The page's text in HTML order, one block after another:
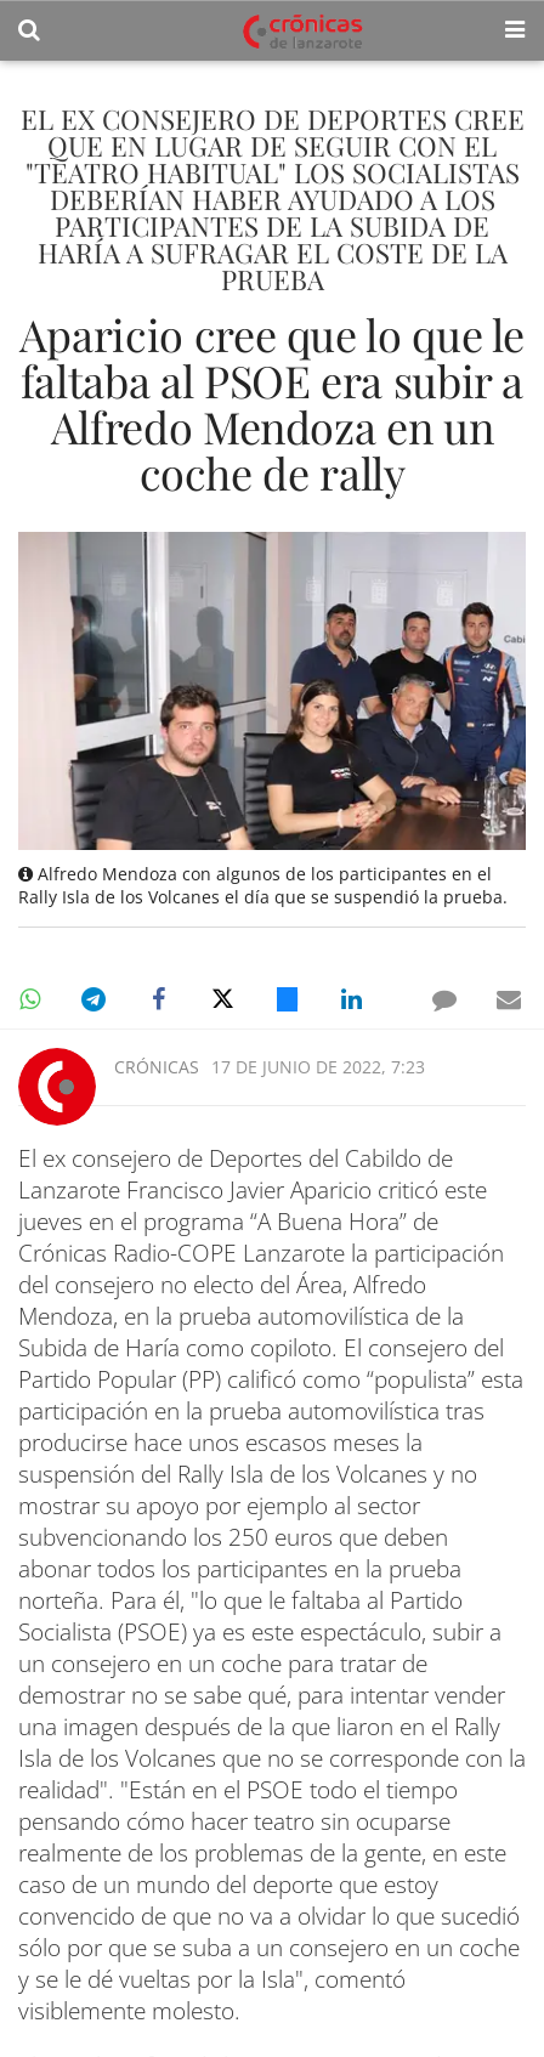
EL EX CONSEJERO DE DEPORTES CREE
QUE EN LUGAR DE SEGUIR CON EL
"TEATRO HABITUAL" LOS SOCIALISTAS
DEBERÍAN HABER AYUDADO A LOS
PARTICIPANTES DE LA SUBIDA DE
HARÍA A SUFRAGAR EL COSTE DE LA
PRUEBA
Aparicio cree que lo que le
faltaba al PSOE era subir a
Alfredo Mendoza en un
coche de rally
Alfredo Mendoza con algunos de los participantes en el
Rally Isla de los Volcanes el día que se suspendió la prueba.
CRÓNICAS 17 DE JUNIO DE 2022, 7:23
El ex consejero de Deportes del Cabildo de
Lanzarote Francisco Javier Aparicio criticó este
jueves en el programa “A Buena Hora” de
Crónicas Radio-COPE Lanzarote la participación
del consejero no electo del Área, Alfredo
Mendoza, en la prueba automovilística de la
Subida de Haría como copiloto. El consejero del
Partido Popular (PP) calificó como “populista” esta
participación en la prueba automovilística tras
producirse hace unos escasos meses la
suspensión del Rally Isla de los Volcanes y no
mostrar su apoyo por ejemplo al sector
subvencionando los 250 euros que deben
abonar todos los participantes en la prueba
norteña. Para él, "lo que le faltaba al Partido
Socialista (PSOE) ya es este espectáculo, subir a
un consejero en un coche para tratar de
demostrar no se sabe qué, para intentar vender
una imagen después de la que liaron en el Rally
Isla de los Volcanes que no se corresponde con la
realidad". "Están en el PSOE todo el tiempo
pensando cómo hacer teatro sin ocuparse
realmente de los problemas de la gente, en este
caso de un mundo del deporte que estoy
convencido de que no va a olvidar lo que sucedió
sólo por que se suba a un consejero en un coche
y se le dé vueltas por la Isla", comentó
visiblemente molesto.